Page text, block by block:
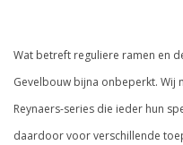
Wat betreft reguliere ramen en
Gevelbouw bijna onbeperkt. Wij
Reynaers-series die ieder hun
daardoor voor verschillende